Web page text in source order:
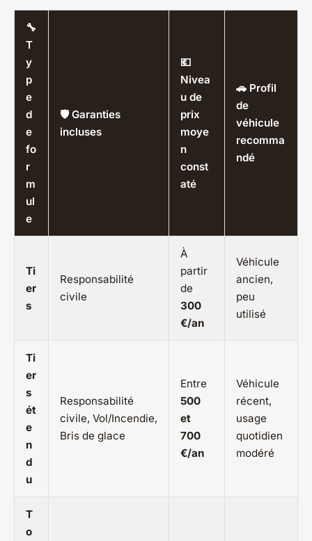
🔧
T
y
p
e
d
e
fo
r
m
ul
e
🛡️ Garanties
incluses
💶
Nivea
u de
prix
moye
n
const
até
🚗 Profil
de
véhicule
recomma
ndé
Ti
er
s
Responsabilité
civile
À
partir
de
300
€/an
Véhicule
ancien,
peu
utilisé
Ti
er
s
ét
e
n
d
u
Responsabilité
civile, Vol/Incendie,
Bris de glace
Entre
500
et
700
€/an
Véhicule
récent,
usage
quotidien
modéré
T
o